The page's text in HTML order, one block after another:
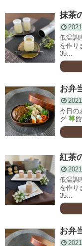
抹茶
低温調
を作
35...
お弁
今日の
グ
紅茶
低温調
を作
35...
お弁